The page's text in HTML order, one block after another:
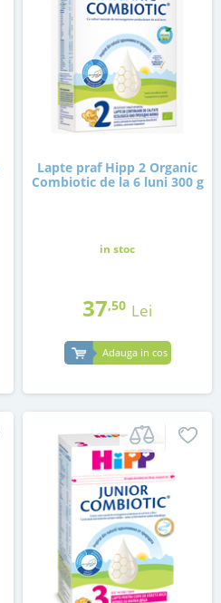
Lapte praf Hipp 2 Organic
Combiotic de la 6 luni 300 g
in stoc
37,50 Lei
Adauga in cos